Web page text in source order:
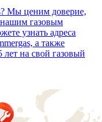
Мы ценим доверие,
нашим газовым
узнать адреса
а также
на свой газовый